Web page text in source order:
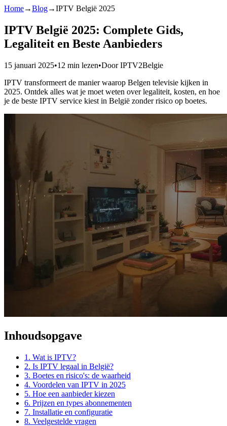
Home→Blog→IPTV België 2025
IPTV België 2025: Complete Gids,
Legaliteit en Beste Aanbieders
15 januari 2025•12 min lezen•Door IPTV2Belgie
IPTV transformeert de manier waarop Belgen televisie kijken in
2025. Ontdek alles wat je moet weten over legaliteit, kosten, en hoe
je de beste IPTV service kiest in België zonder risico op boetes.
Inhoudsopgave
1. Wat is IPTV?
2. Is IPTV legaal in België?
3. Boetes en risico's: de waarheid
4. Voordelen van IPTV in 2025
5. Hoe een aanbieder kiezen
6. Prijzen en types abonnementen
7. Installatie en configuratie
8. Veelgestelde vragen